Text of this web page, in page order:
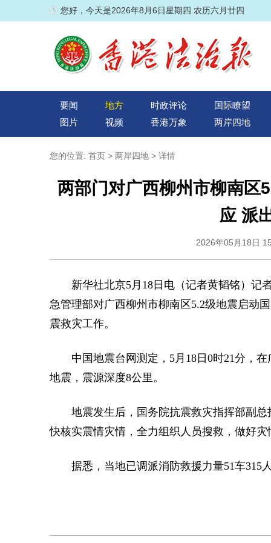
您好，今天是2026年8月6日星期四 农历六月廿四
要闻 地方 时政评论
国际瞭望
图片
视频 香港万象 两岸四地
您的位置: 首页 > 两岸四地 > 详情
两部门对广西柳州市柳南区
应 派
2026年05月18日
新华社北京5月18日电（记者黄韬铭）记
急管理部对广西柳州市柳南区5.2级地震启动
震救灾工作。
中国地震台网测定，5月18日0时21分，
地震，震源深度8公里。
地震发生后，国务院抗震救灾指挥部副
快核实震情灾情，全力组织人员搜救，做好
据悉，当地已调派消防救援力量51车315